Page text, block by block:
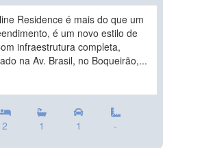
Residence é mais do que um
é um novo estilo de
infraestrutura completa,
na Av. Brasil, no Boqueirão,...
2 1 1 -